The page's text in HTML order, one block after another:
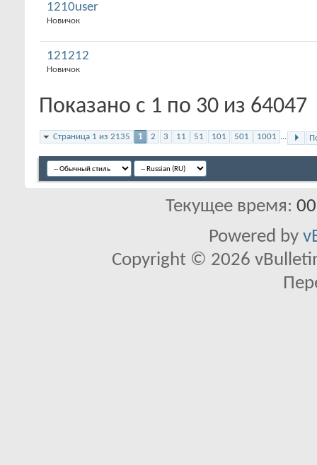
1210user
Новичок
121212
Новичок
Показано с 1 по 30 из 64047
Страница 1 из 2135 1 2 3 11 51 101 501 1001 ...
Текущее время:
Powered by
Copyright © 2026